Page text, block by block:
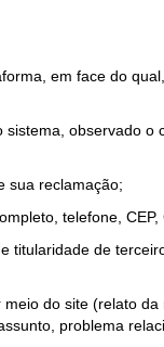
em face do
observado o
sua reclamação;
telefone, CEP,
titularidade de
do site (relato
problema